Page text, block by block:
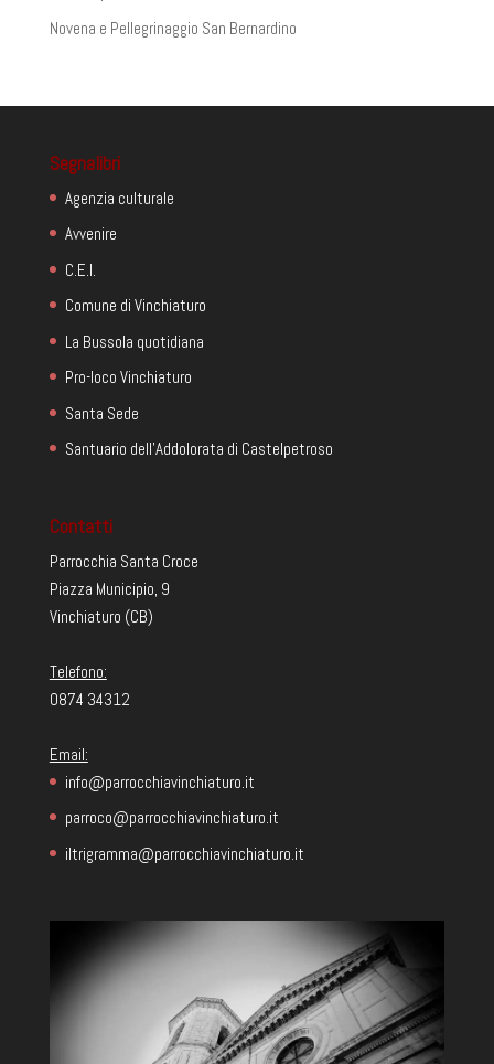
Novena e Pellegrinaggio San Bernardino
Segnalibri
Agenzia culturale
Avvenire
C.E.I.
Comune di Vinchiaturo
La Bussola quotidiana
Pro-loco Vinchiaturo
Santa Sede
Santuario dell'Addolorata di Castelpetroso
Contatti
Parrocchia Santa Croce
Piazza Municipio, 9
Vinchiaturo (CB)
Telefono:
0874 34312
Email:
info@parrocchiavinchiaturo.it
parroco@parrocchiavinchiaturo.it
iltrigramma@parrocchiavinchiaturo.it